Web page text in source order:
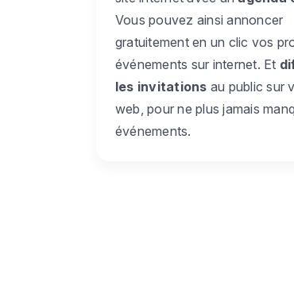
Vous pouvez ainsi annoncer
gratuitement en un clic vos
événements sur internet. Et
les invitations au public sur
web, pour ne plus jamais
événements.